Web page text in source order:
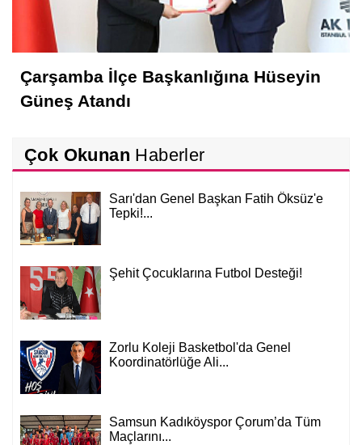
Çarşamba İlçe Başkanlığına Hüseyin
Güneş Atandı
Çok Okunan Haberler
Sarı'dan Genel Başkan Fatih Öksüz'e
Tepki!...
Şehit Çocuklarına Futbol Desteği!
Zorlu Koleji Basketbol'da Genel
Koordinatörlüğe Ali...
Samsun Kadıköyspor Çorum’da Tüm
Maçlarını...